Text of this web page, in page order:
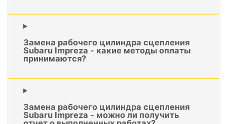
Замена рабочего цилиндра сцепления
Subaru Impreza - какие методы оплаты
принимаются?
Замена рабочего цилиндра сцепления
Subaru Impreza - можно ли получить